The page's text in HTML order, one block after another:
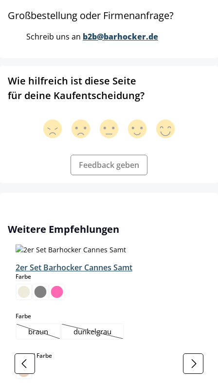
Großbestellung oder Firmenanfrage?
Schreib uns an b2b@barhocker.de
Wie hilfreich ist diese Seite
für deine Kaufentscheidung?
Feedback geben
Produktgalerie überspringen
Weitere Empfehlungen
2er Set Barhocker Cannes Samt
Farbeauswählen
Farbeauswählen
braun
(Diese Option ist zurzeit nicht verfügbar.)
dunkelgrau
(Diese Option ist zurzeit nicht verfügbar.)
Gestell Farbeauswählen